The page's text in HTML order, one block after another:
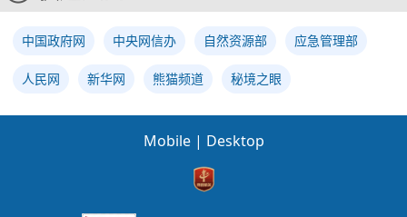
中国政府网 中央网信办 自然资源部 应急管理部
人民网 新华网 熊猫频道 秘境之眼
Mobile | Desktop